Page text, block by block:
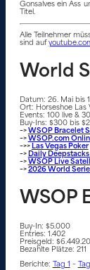
Gonsalves ein Ass
Titel.
Alle Teilnehmer
sind auf
World
Datum: 26. Mai bis
Ort: Horseshoe Las
Events: 100 live &
Buy-Ins: $300 bis
–>WSOP Bracelet
–>WSOP.com
–>> Las Vegas Poker
–> Daily
–>WSOP Live
–>2026 World
WSOP
Buy-In: $5.000
Entries: 1.402
Preisgeld:
Bezahlte Plätze: 211
Berichte:
Tag 1 –